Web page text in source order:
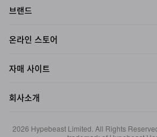
이용약관 | 개인정보 | Cookie Policy |